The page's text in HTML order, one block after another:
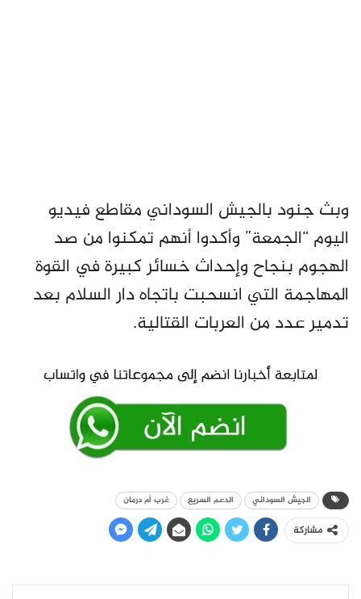
وبث جنود بالجيش السوداني مقاطع فيديو
اليوم “الجمعة” وأكدوا أنهم تمكنوا من صد
الهجوم بنجاح وإحداث خسائر كبيرة في القوة
المهاجمة التي انسحبت باتجاه دار السلام بعد
تدمير عدد من العربات القتالية.
الجيش السوداني الدعم السريع غرب أم درمان
مشاركة